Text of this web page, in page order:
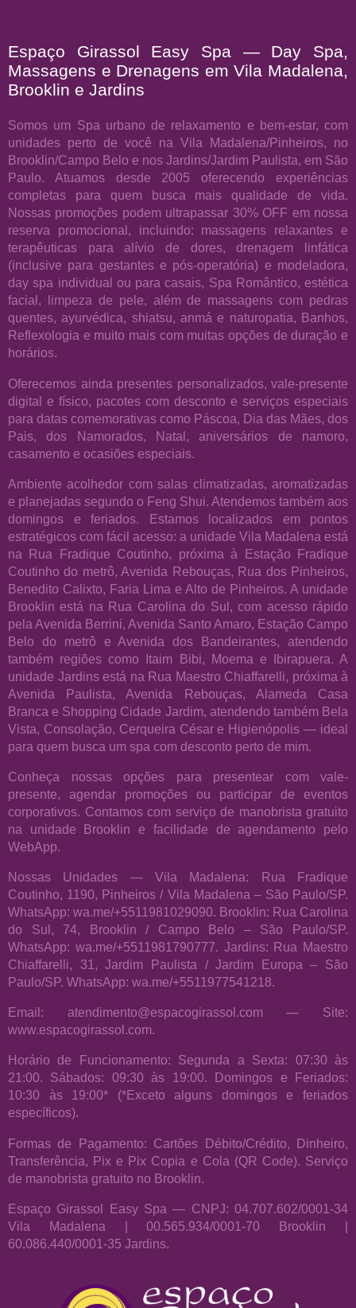
Espaço Girassol Easy Spa — Day Spa,
Massagens e Drenagens em Vila Madalena,
Brooklin e Jardins
Somos um Spa urbano de relaxamento e bem-estar, com
unidades perto de você na Vila Madalena/Pinheiros, no
Brooklin/Campo Belo e nos Jardins/Jardim Paulista, em São
Paulo. Atuamos desde 2005 oferecendo experiências
completas para quem busca mais qualidade de vida.
Nossas promoções podem ultrapassar 30% OFF em nossa
reserva promocional, incluindo: massagens relaxantes e
terapêuticas para alívio de dores, drenagem linfática
(inclusive para gestantes e pós-operatória) e modeladora,
day spa individual ou para casais, Spa Romântico, estética
facial, limpeza de pele, além de massagens com pedras
quentes, ayurvédica, shiatsu, anmá e naturopatia, Banhos,
Reflexologia e muito mais com muitas opções de duração e
horários.
Oferecemos ainda presentes personalizados, vale-presente
digital e físico, pacotes com desconto e serviços especiais
para datas comemorativas como Páscoa, Dia das Mães, dos
Pais, dos Namorados, Natal, aniversários de namoro,
casamento e ocasiões especiais.
Ambiente acolhedor com salas climatizadas, aromatizadas
e planejadas segundo o Feng Shui. Atendemos também aos
domingos e feriados. Estamos localizados em pontos
estratégicos com fácil acesso: a unidade Vila Madalena está
na Rua Fradique Coutinho, próxima à Estação Fradique
Coutinho do metrô, Avenida Rebouças, Rua dos Pinheiros,
Benedito Calixto, Faria Lima e Alto de Pinheiros. A unidade
Brooklin está na Rua Carolina do Sul, com acesso rápido
pela Avenida Berrini, Avenida Santo Amaro, Estação Campo
Belo do metrô e Avenida dos Bandeirantes, atendendo
também regiões como Itaim Bibi, Moema e Ibirapuera. A
unidade Jardins está na Rua Maestro Chiaffarelli, próxima à
Avenida Paulista, Avenida Rebouças, Alameda Casa
Branca e Shopping Cidade Jardim, atendendo também Bela
Vista, Consolação, Cerqueira César e Higienópolis — ideal
para quem busca um spa com desconto perto de mim.
Conheça nossas opções para presentear com vale-
presente, agendar promoções ou participar de eventos
corporativos. Contamos com serviço de manobrista gratuito
na unidade Brooklin e facilidade de agendamento pelo
WebApp.
Nossas Unidades — Vila Madalena: Rua Fradique
Coutinho, 1190, Pinheiros / Vila Madalena – São Paulo/SP.
WhatsApp: wa.me/+5511981029090. Brooklin: Rua Carolina
do Sul, 74, Brooklin / Campo Belo – São Paulo/SP.
WhatsApp: wa.me/+5511981790777. Jardins: Rua Maestro
Chiaffarelli, 31, Jardim Paulista / Jardim Europa – São
Paulo/SP. WhatsApp: wa.me/+5511977541218.
Email: atendimento@espacogirassol.com — Site:
www.espacogirassol.com.
Horário de Funcionamento: Segunda a Sexta: 07:30 às
21:00. Sábados: 09:30 às 19:00. Domingos e Feriados:
10:30 às 19:00* (*Exceto alguns domingos e feriados
específicos).
Formas de Pagamento: Cartões Débito/Crédito, Dinheiro,
Transferência, Pix e Pix Copia e Cola (QR Code). Serviço
de manobrista gratuito no Brooklin.
Espaço Girassol Easy Spa — CNPJ: 04.707.602/0001-34
Vila Madalena | 00.565.934/0001-70 Brooklin |
60.086.440/0001-35 Jardins.